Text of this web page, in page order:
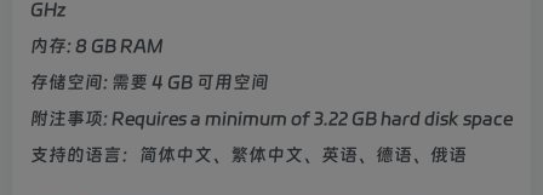
GHz
内存: 8 GB RAM
存储空间: 需要 4 GB 可用空间
附注事项: Requires a minimum of 3.22 GB hard disk space
支持的语言：简体中文、繁体中文、英语、德语、俄语